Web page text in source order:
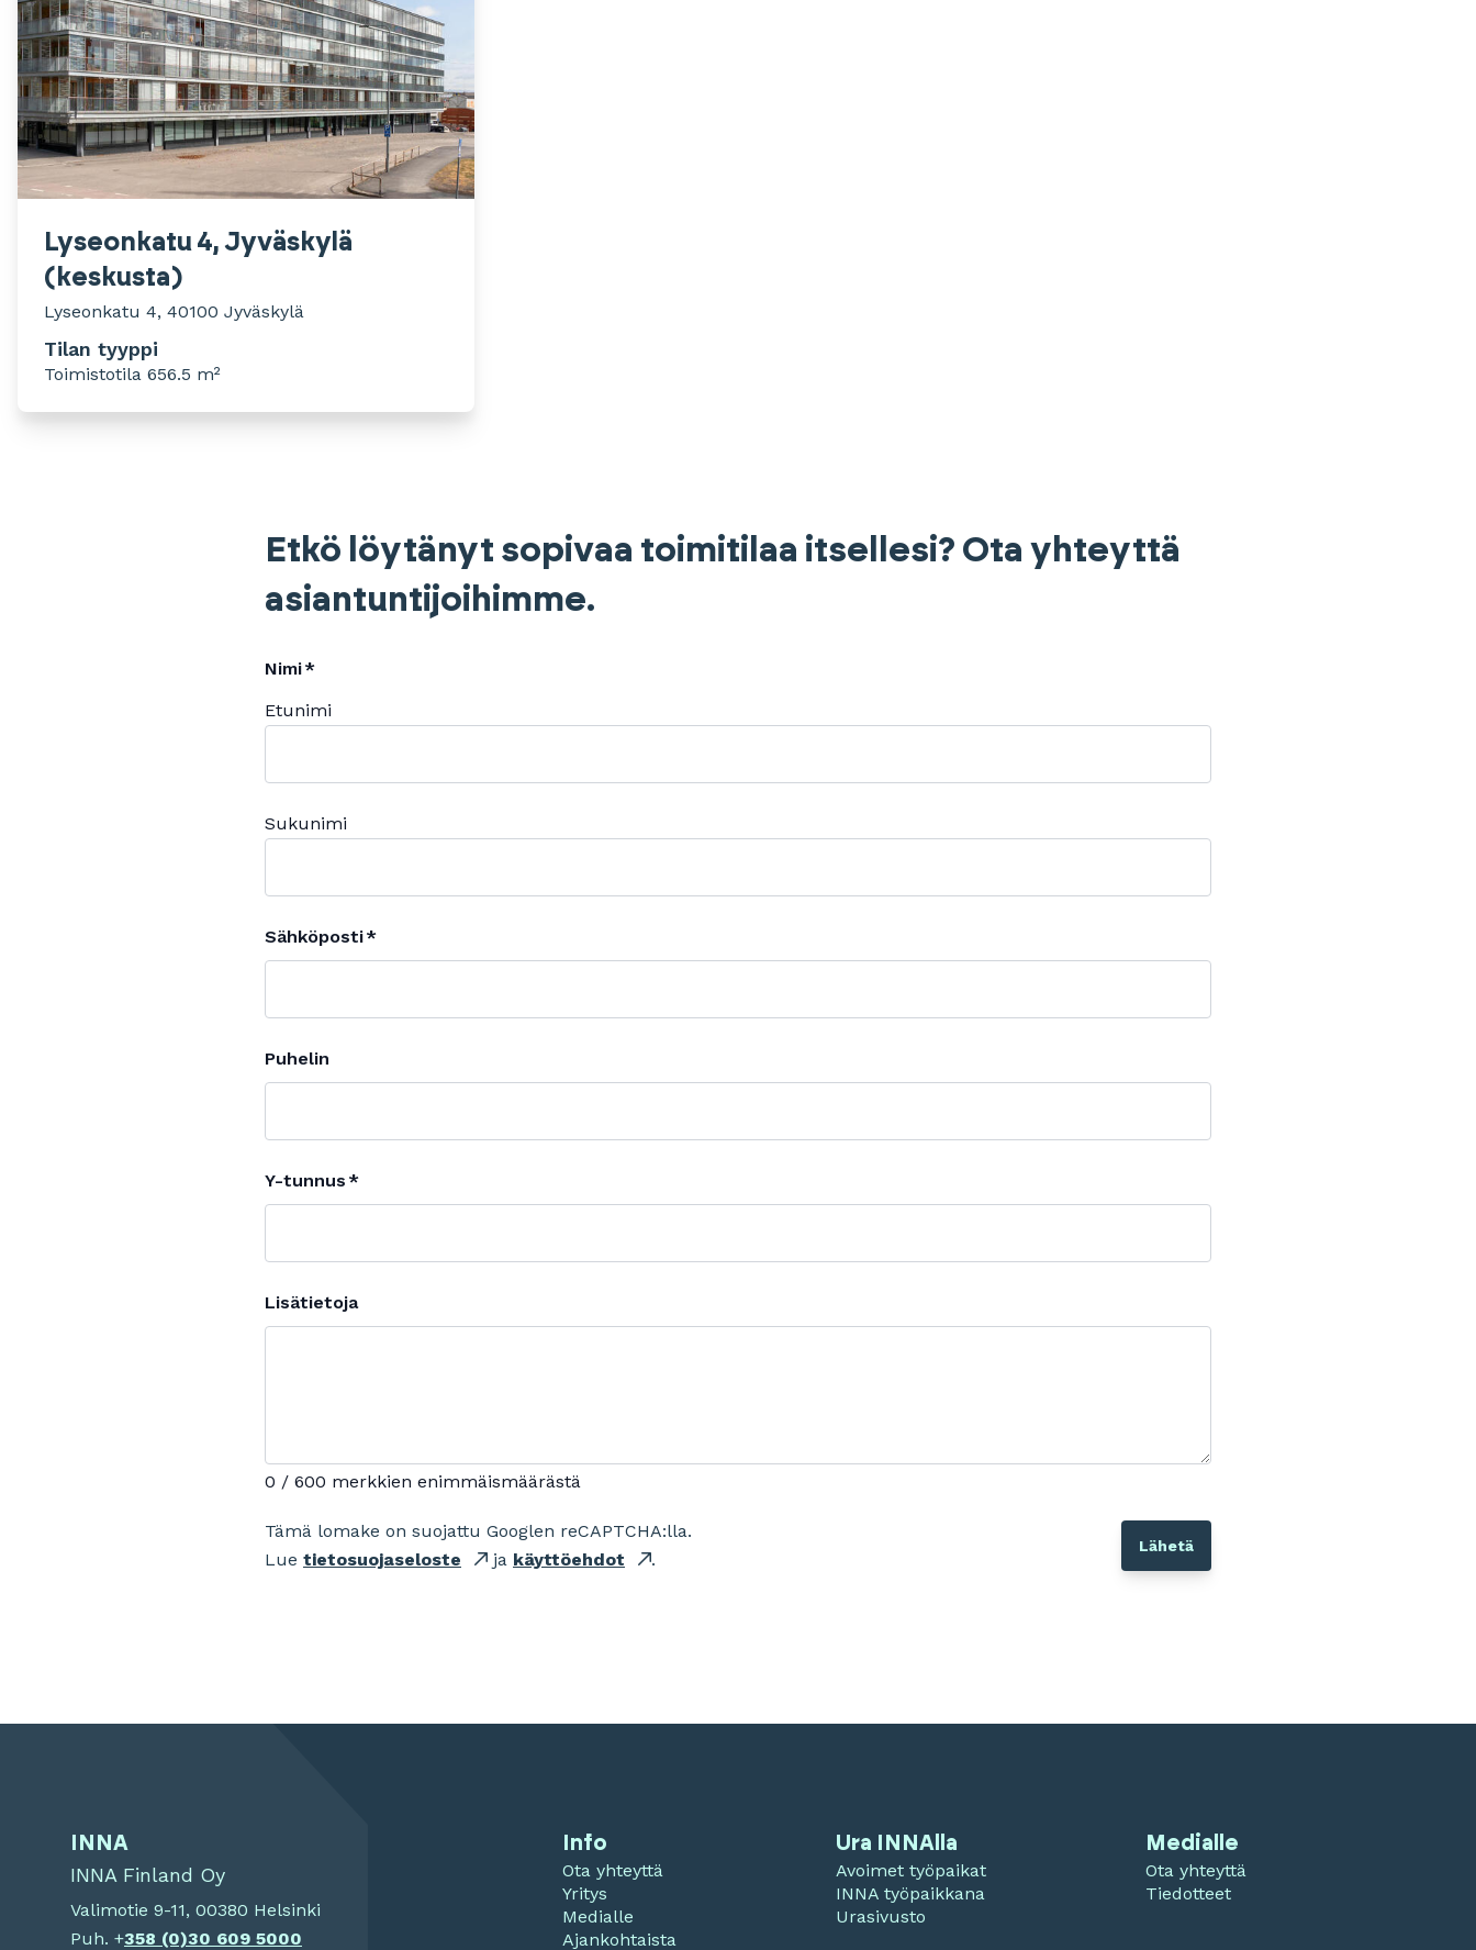
Lyseonkatu 4, Jyväskylä
(keskusta)
Lyseonkatu 4, 40100 Jyväskylä
Tilan tyyppi
Toimistotila 656.5 m²
Etkö löytänyt sopivaa toimitilaa itsellesi? Ota yhteyttä
asiantuntijoihimme.
Nimi
Etunimi
Sukunimi
Sähköposti
Puhelin
Y-tunnus
Lisätietoja
0 / 600 merkkien enimmäismäärästä
Tämä lomake on suojattu Googlen reCAPTCHA:lla.
Lue tietosuojaseloste ja käyttöehdot .
INNA
INNA Finland Oy
Valimotie 9-11, 00380 Helsinki
Puh. +358 (0)30 609 5000
Info
Ota yhteyttä
Yritys
Medialle
Ajankohtaista
Ura INNAlla
Avoimet työpaikat
INNA työpaikkana
Urasivusto
Medialle
Ota yhteyttä
Tiedotteet